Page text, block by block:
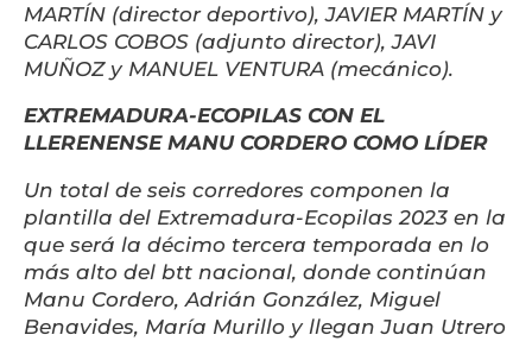
MARTÍN (director deportivo), JAVIER MARTÍN y
CARLOS COBOS (adjunto director), JAVI
MUÑOZ y MANUEL VENTURA (mecánico).
EXTREMADURA-ECOPILAS CON EL
LLERENENSE MANU CORDERO COMO LÍDER
Un total de seis corredores componen la
plantilla del Extremadura-Ecopilas 2023 en la
que será la décimo tercera temporada en lo
más alto del btt nacional, donde continúan
Manu Cordero, Adrián González, Miguel
Benavides, María Murillo y llegan Juan Utrero